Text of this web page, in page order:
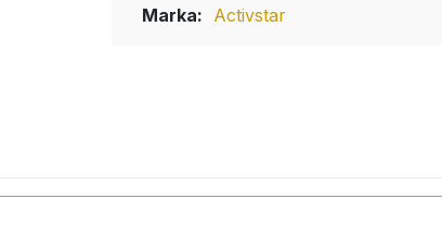
Marka: Activstar